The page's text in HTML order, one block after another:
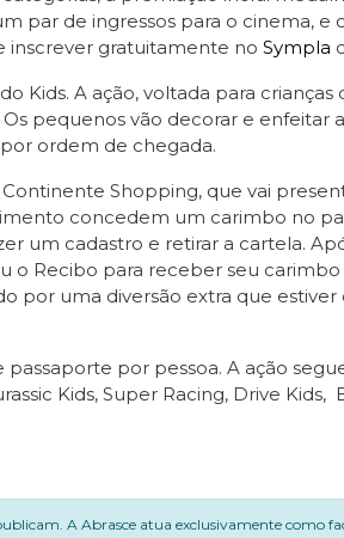
par de ingressos para o cinema, e
inscrever gratuitamente no Sympla
Kids. A ação, voltada para crianças
pequenos vão decorar e enfeitar
ordem de chegada.
Shopping, que vai
concedem um carimbo no
um cadastro e retirar a cartela.
o Recibo para receber seu
por uma diversão extra que estiver
por pessoa. A ação
Kids, Super Racing, Drive Kids,
A Abrasce atua exclusivamente como